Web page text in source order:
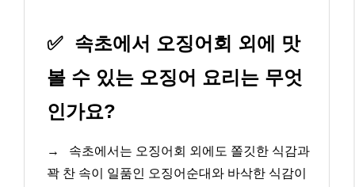
✅ 속초에서 오징어회 외에 맛
볼 수 있는 오징어 요리는 무엇
인가요?
→
속초에서는 오징어회 외에도 쫄깃한 식감과
꽉 찬 속이 일품인 오징어순대와 바삭한 식감이